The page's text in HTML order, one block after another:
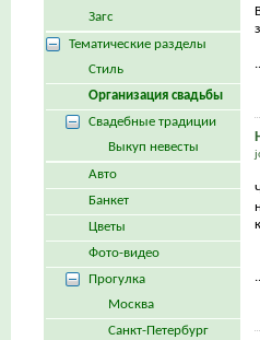
Загс
Тематические разделы
Стиль
Организация свадьбы
Свадебные традиции
Выкуп невесты
Авто
Банкет
Цветы
Фото-видео
Прогулка
Москва
Санкт-Петербург